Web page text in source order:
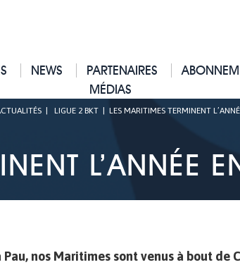
NEWS PARTENAIRES
MÉDIAS
| LIGUE 2 BKT| LES MARITIMES TERMINENT
L’ANNÉE
nos Maritimes sont venus à bout de